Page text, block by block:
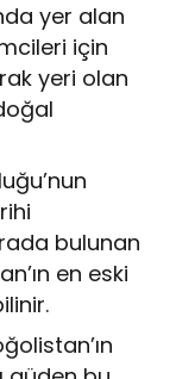
yer alan
için
yeri olan
bulunan
en eski